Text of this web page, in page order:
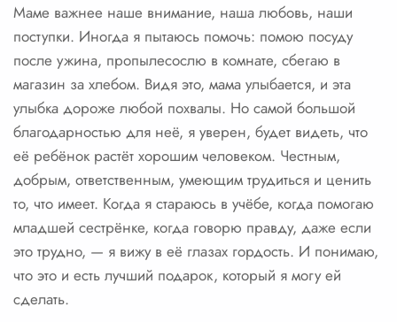
Маме важнее наше внимание, наша любовь, наши
поступки. Иногда я пытаюсь помочь: помою посуду
после ужина, пропылесослю в комнате, сбегаю в
магазин за хлебом. Видя это, мама улыбается, и эта
улыбка дороже любой похвалы. Но самой большой
благодарностью для неё, я уверен, будет видеть, что
её ребёнок растёт хорошим человеком. Честным,
добрым, ответственным, умеющим трудиться и ценить
то, что имеет. Когда я стараюсь в учёбе, когда помогаю
младшей сестрёнке, когда говорю правду, даже если
это трудно, — я вижу в её глазах гордость. И понимаю,
что это и есть лучший подарок, который я могу ей
сделать.